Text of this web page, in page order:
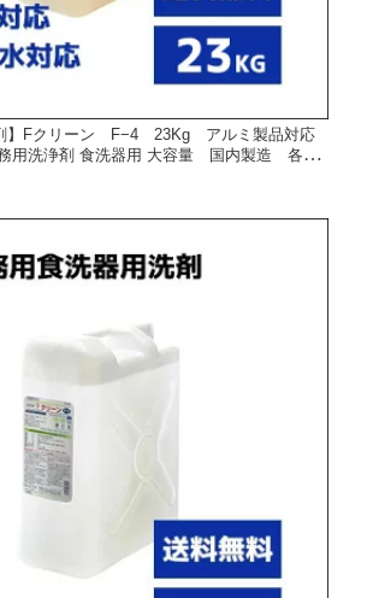
剤】Fクリーン F−4 23Kg アルミ製品対応
用洗浄剤 食洗器用 大容量 国内製造 各種